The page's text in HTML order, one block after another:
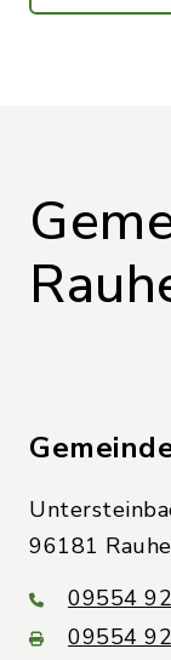
96181
09554
09554